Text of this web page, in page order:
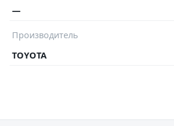
—
Производитель
TOYOTA